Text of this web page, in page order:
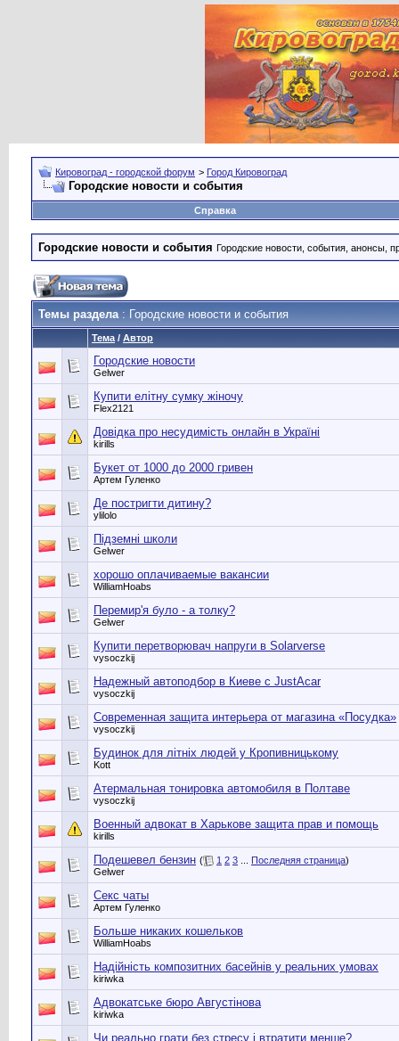
Кировоград - городской форум > Город Кировоград
Городские новости и события
Справка
Городские новости и события Городские новости, события, анонсы,
Темы раздела: Городские новости и события
Тема / Автор
Городские новости
Gelwer
Купити елітну сумку жіночу
Flex2121
Довідка про несудимість онлайн в Україні
kirills
Букет от 1000 до 2000 гривен
Артем Гуленко
Де постригти дитину?
ylilolo
Підземні школи
Gelwer
хорошо оплачиваемые вакансии
WilliamHoabs
Перемир'я було - а толку?
Gelwer
Купити перетворювач напруги в Solarverse
vysoczkij
Надежный автоподбор в Киеве с JustAcar
vysoczkij
Современная защита интерьера от магазина «Посудка»
vysoczkij
Будинок для літніх людей у Кропивницькому
Kott
Атермальная тонировка автомобиля в Полтаве
vysoczkij
Военный адвокат в Харькове защита прав и помощь
kirills
Подешевел бензин ( 1 2 3 Последняя страница)
Gelwer
Секс чаты
Артем Гуленко
Больше никаких кошельков
WilliamHoabs
Надійність композитних басейнів у реальних умовах
kiriwka
Адвокатське бюро Августінова
kiriwka
Чи реально грати без стресу і втратити менше?